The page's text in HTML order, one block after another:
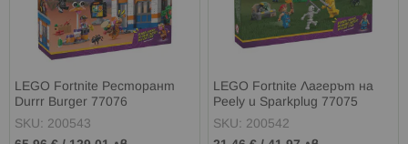
LEGO Fortnite Ресторант
Durrr Burger 77076
SKU: 200543
LEGO Fortnite Лагерът на
Peely и Sparkplug 77075
SKU: 200542